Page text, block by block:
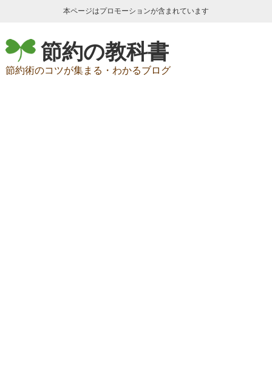
本ページはプロモーションが含まれています
節約の教科書
節約術のコツが集まる・わかるブログ